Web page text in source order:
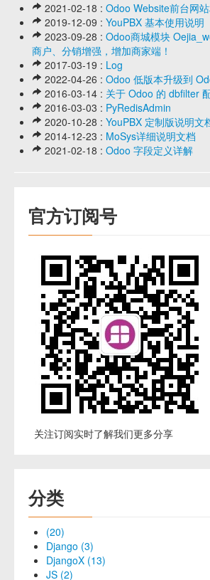
2021-02-18 : Odoo Website前台网
2019-12-09 : YouPBX 基本使用说明
2023-09-28 : Odoo商城模块
商户、分销增强，增加商家端！
2017-03-19 : Log
2022-04-26 : Odoo 低版本升级到
2016-03-14 : 关于 Odoo 的 dbfilter
2016-03-03 : PyRedisAdmin
2020-10-28 : YouPBX 定制版说明文
2014-12-23 : MoSys详细说明文档
2021-02-18 : Odoo 字段定义详解
官方订阅号
关注订阅实时了解我们更多分享
分类
(20)
Django (3)
DjangoX (13)
JS (2)